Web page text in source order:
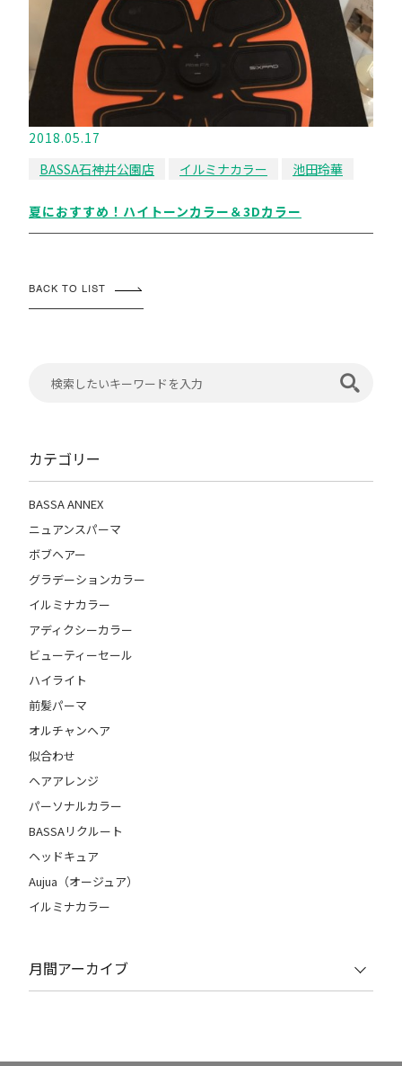
2018.05.17
BASSA石神井公園店
イルミナカラー 池田玲華
夏におすすめ！ハイトーンカラー＆3Dカラー
BACK TO LIST
カテゴリー
BASSA ANNEX
ニュアンスパーマ
ボブヘアー
グラデーションカラー
イルミナカラー
アディクシーカラー
ビューティーセール
ハイライト
前髪パーマ
オルチャンヘア
似合わせ
ヘアアレンジ
パーソナルカラー
BASSAリクルート
ヘッドキュア
Aujua（オージュア）
イルミナカラー
月間アーカイブ